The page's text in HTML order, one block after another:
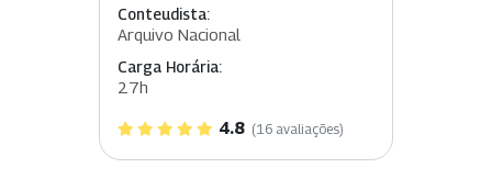
Conteudista:
Arquivo Nacional
Carga Horária:
27h
4.8 (16 avaliações)